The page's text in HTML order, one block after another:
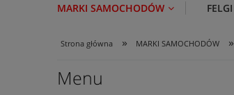
MARKI SAMOCHODÓW FELGI
Strona główna » MARKI SAMOCHODÓW »
Menu